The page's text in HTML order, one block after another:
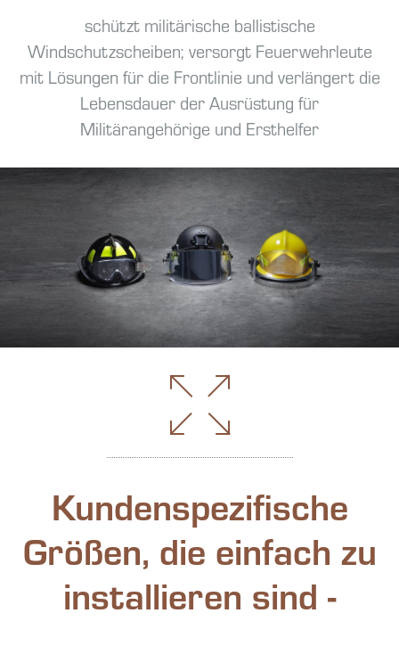
schützt militärische ballistische
Windschutzscheiben; versorgt Feuerwehrleute
mit Lösungen für die Frontlinie und verlängert die
Lebensdauer der Ausrüstung für
Militärangehörige und Ersthelfer
Kundenspezifische
Größen, die einfach zu
installieren sind -